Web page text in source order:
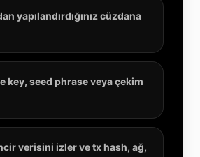
yapılandırdığınız cüzdana
key, seed phrase veya çekim
verisini izler ve tx hash, ağ,